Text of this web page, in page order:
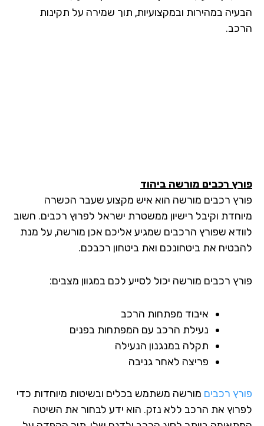
במהירות ובמקצועיות, תוך שמירה על תקינות
רכבים מורשהביהוד
רכבים מורשה הוא איש מקצוע שעבר הכשרה
וקיבל רישיון ממשטרת ישראל לפרוץ רכבים. חשוב
שפורץ הרכבים שמגיע אליכם אכן מורשה, על מנת
את ביטחונכם ואת ביטחון רכבכם.
רכבים מורשה יכול לסייע לכם במגוון מצבים:
איבוד מפתחות הרכב
נעילת הרכב עם המפתחות בפנים
תקלה במנגנון הנעילה
פריצה לאחר גניבה
רכביםמורשה משתמש בכלים ובשיטות מיוחדות כדי
את הרכב ללא נזק. הוא ידע לבחור את השיטה